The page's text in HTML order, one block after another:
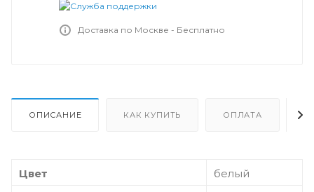
Доставка по Москве - Бесплатно
ОПИСАНИЕ КАК КУПИТЬ ОПЛАТА
Цвет
белый